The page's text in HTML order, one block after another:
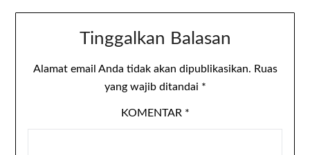
Tinggalkan Balasan
Alamat email Anda tidak akan dipublikasikan. Ruas
yang wajib ditandai *
KOMENTAR *